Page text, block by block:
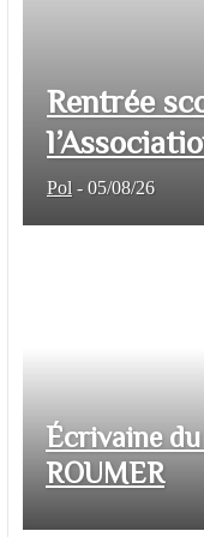
Rentrée
Pol - 05/08/26
Écrivaine
ROUMER